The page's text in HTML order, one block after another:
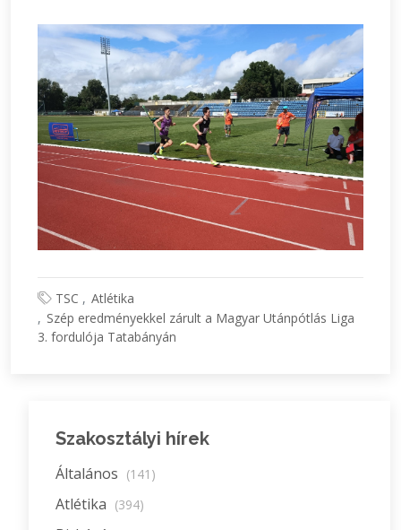
TSC
Atlétika
Szép eredményekkel zárult a Magyar Utánpótlás Liga
3. fordulója Tatabányán
Szakosztályi hírek
Általános (141)
Atlétika (394)